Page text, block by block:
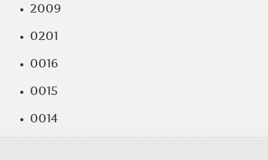
2009
0201
0016
0015
0014